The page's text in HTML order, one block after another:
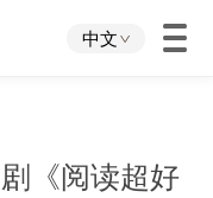
中文
《阅读超好